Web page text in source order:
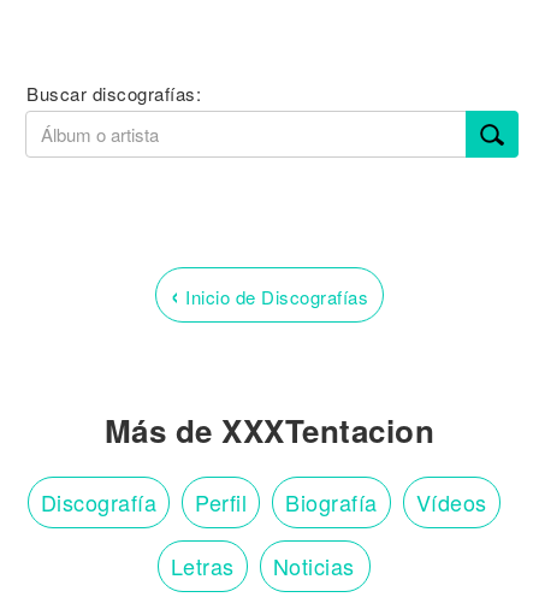
Buscar discografías:
‹ Inicio de Discografías
Más de XXXTentacion
Discografía Perfil Biografía Vídeos
Letras Noticias